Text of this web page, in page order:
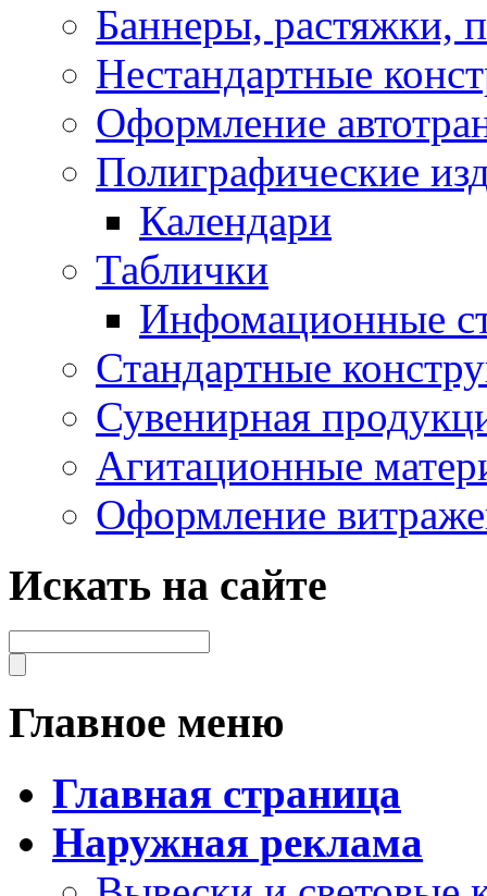
Баннеры, растяжки,
Нестандартные
Оформление
Полиграфические
Календари
Таблички
Инфомационные
Стандартные
Сувенирная
Агитационные
Оформление
Искать на сайте
Главное меню
Главная страница
Наружная реклама